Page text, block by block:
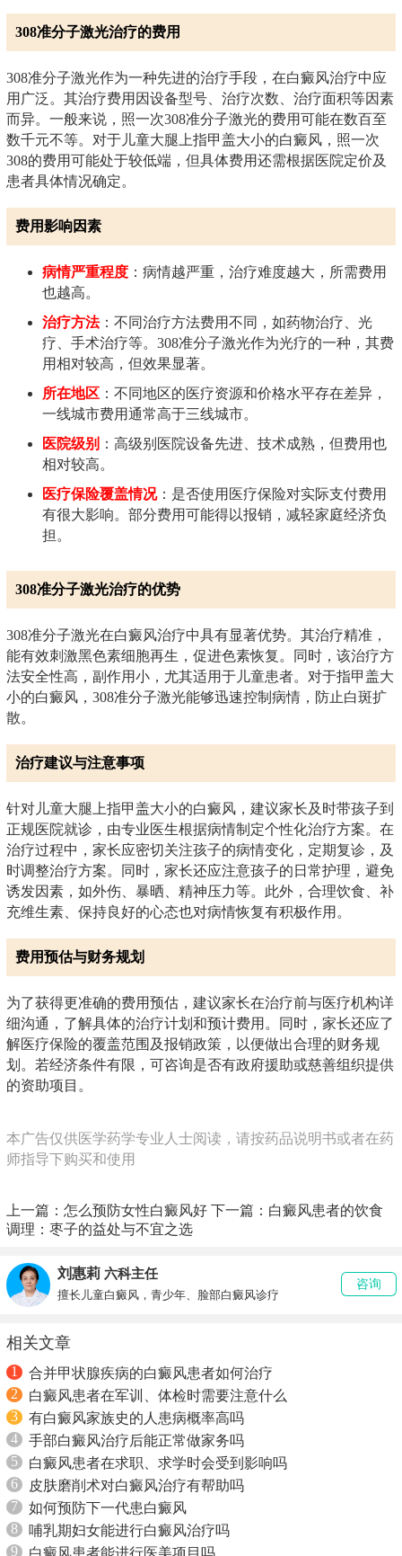
308准分子激光治疗的费用
308准分子激光作为一种先进的治疗手段，在白癜风治疗中应
用广泛。其治疗费用因设备型号、治疗次数、治疗面积等因素
而异。一般来说，照一次308准分子激光的费用可能在数百至
数千元不等。对于儿童大腿上指甲盖大小的白癜风，照一次
308的费用可能处于较低端，但具体费用还需根据医院定价及
患者具体情况确定。
费用影响因素
病情严重程度 ：病情越严重，治疗难度越大，所需费用
也越高。
治疗方法：不同治疗方法费用不同，如药物治疗、光
疗、手术治疗等。308准分子激光作为光疗的一种，其费
用相对较高，但效果显著。
所在地区 ：不同地区的医疗资源和价格水平存在差异，
一线城市费用通常高于三线城市。
医院级别 ：高级别医院设备先进、技术成熟，但费用也
相对较高。
医疗保险覆盖情况：是否使用医疗保险对实际支付费用
有很大影响。部分费用可能得以报销，减轻家庭经济负
担。
308准分子激光治疗的优势
308准分子激光在白癜风治疗中具有显著优势。其治疗精准，
能有效刺激黑色素细胞再生，促进色素恢复。同时，该治疗方
法安全性高，副作用小，尤其适用于儿童患者。对于指甲盖大
小的白癜风，308准分子激光能够迅速控制病情，防止白斑扩
散。
治疗建议与注意事项
针对儿童大腿上指甲盖大小的白癜风，建议家长及时带孩子到
正规医院就诊，由专业医生根据病情制定个性化治疗方案。在
治疗过程中，家长应密切关注孩子的病情变化，定期复诊，及
时调整治疗方案。同时，家长还应注意孩子的日常护理，避免
诱发因素，如外伤、暴晒、精神压力等。此外，合理饮食、补
充维生素、保持良好的心态也对病情恢复有积极作用。
费用预估与财务规划
为了获得更准确的费用预估，建议家长在治疗前与医疗机构详
细沟通，了解具体的治疗计划和预计费用。同时，家长还应了
解医疗保险的覆盖范围及报销政策，以便做出合理的财务规
划。若经济条件有限，可咨询是否有政府援助或慈善组织提供
的资助项目。
本广告仅供医学药学专业人士阅读，请按药品说明书或者在药
师指导下购买和使用
上一篇： 怎么预防女性白癜风好 下一篇： 白癜风患者的饮食
调理：枣子的益处与不宜之选
刘惠莉 六科主任
擅长儿童白癜风，青少年、脸部白癜风诊疗
咨询
相关文章
1
合并甲状腺疾病的白癜风患者如何治疗
2
白癜风患者在军训、体检时需要注意什么
3
有白癜风家族史的人患病概率高吗
4
手部白癜风治疗后能正常做家务吗
5
白癜风患者在求职、求学时会受到影响吗
6
皮肤磨削术对白癜风治疗有帮助吗
7
如何预防下一代患白癜风
8
哺乳期妇女能进行白癜风治疗吗
9
白癜风患者能进行医美项目吗